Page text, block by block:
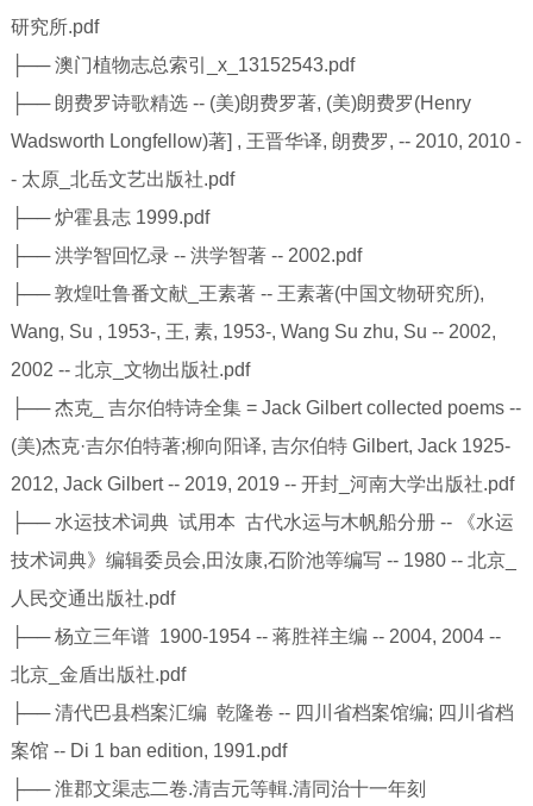
研究所.pdf
├── 澳门植物志总索引_x_13152543.pdf
├── 朗费罗诗歌精选 -- (美)朗费罗著, (美)朗费罗(Henry
Wadsworth Longfellow)著] , 王晋华译, 朗费罗, -- 2010, 2010 -
- 太原_北岳文艺出版社.pdf
├── 炉霍县志 1999.pdf
├── 洪学智回忆录 -- 洪学智著 -- 2002.pdf
├── 敦煌吐鲁番文献_王素著 -- 王素著(中国文物研究所),
Wang, Su , 1953-, 王, 素, 1953-, Wang Su zhu, Su -- 2002,
2002 -- 北京_文物出版社.pdf
├── 杰克_ 吉尔伯特诗全集 = Jack Gilbert collected poems --
(美)杰克·吉尔伯特著;柳向阳译, 吉尔伯特 Gilbert, Jack 1925-
2012, Jack Gilbert -- 2019, 2019 -- 开封_河南大学出版社.pdf
├── 水运技术词典 试用本 古代水运与木帆船分册 -- 《水运
技术词典》编辑委员会,田汝康,石阶池等编写 -- 1980 -- 北京_
人民交通出版社.pdf
├── 杨立三年谱 1900-1954 -- 蒋胜祥主编 -- 2004, 2004 --
北京_金盾出版社.pdf
├── 清代巴县档案汇编 乾隆卷 -- 四川省档案馆编; 四川省档
案馆 -- Di 1 ban edition, 1991.pdf
├── 淮郡文渠志二卷.清吉元等輯.清同治十一年刻